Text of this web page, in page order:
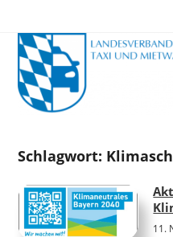
Inhalt
springen
Schlagwort:
11.